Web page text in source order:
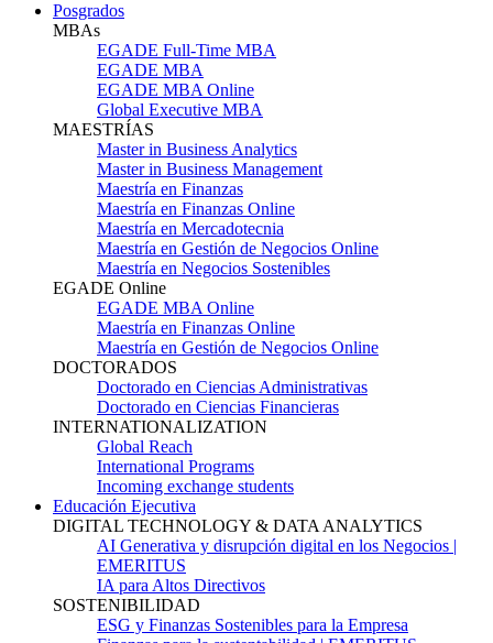
Posgrados
MBAs
EGADE Full-Time MBA
EGADE MBA
EGADE MBA Online
Global Executive MBA
MAESTRÍAS
Master in Business Analytics
Master in Business Management
Maestría en Finanzas
Maestría en Finanzas Online
Maestría en Mercadotecnia
Maestría en Gestión de Negocios Online
Maestría en Negocios Sostenibles
EGADE Online
EGADE MBA Online
Maestría en Finanzas Online
Maestría en Gestión de Negocios Online
DOCTORADOS
Doctorado en Ciencias Administrativas
Doctorado en Ciencias Financieras
INTERNATIONALIZATION
Global Reach
International Programs
Incoming exchange students
Educación Ejecutiva
DIGITAL TECHNOLOGY & DATA ANALYTICS
AI Generativa y disrupción digital en los Negocios |
EMERITUS
IA para Altos Directivos
SOSTENIBILIDAD
ESG y Finanzas Sostenibles para la Empresa